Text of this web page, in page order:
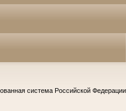
система Российской